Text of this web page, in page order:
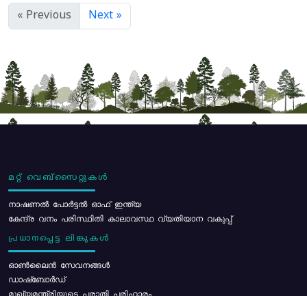
« Previous Next »
മറ്റ് വെബ്സൈറ്റുകൾ
നാഷണൽ പോർട്ടൽ ഓഫ് ഇന്ത്യ
കേന്ദ്ര വനം പരിസ്ഥിതി കാലാവസ്ഥ വ്യതിയാന വകുപ്പ്
പ്രധാനപ്പെട്ട ലിങ്കുകൾ
ഓൺലൈൻ സേവനങ്ങൾ
ഡാഷ്ബോർഡ്
മുഖ്യമന്ത്രിയുടെ പരാതി പരിഹാരം